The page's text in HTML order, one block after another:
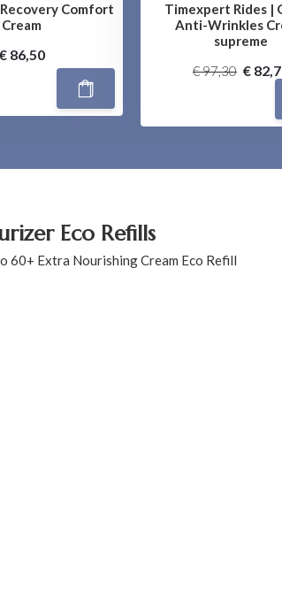
Comfort
Cream
€ 86,50
Timexpert Rides |
Anti-Wrinkles
supreme
€ 97,30 €
Eco Refills
60+ Extra Nourishing Cream Eco Refill